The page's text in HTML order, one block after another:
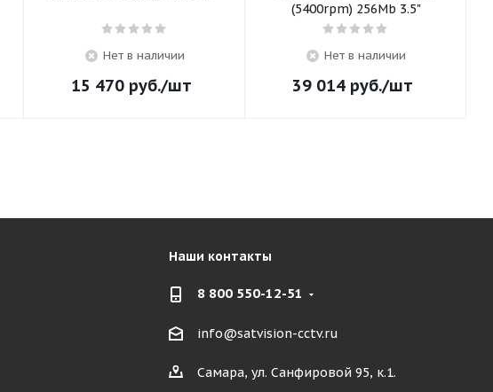
Нет в наличии
15 470 руб./шт
(5400rpm) 256Mb 3.5"
Нет в наличии
39 014 руб./шт
Наши контакты
8 800 550-12-51
info@satvision-cctv.ru
Самара, ул. Санфировой 95, к.1.